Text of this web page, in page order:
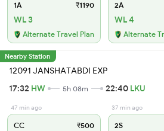
1A ₹1190
WL 3
Alternate Travel Plan
2A
WL 4
Alternate
Nearby Station
12091 JANSHATABDI EXP
17:32 HW 5h 08m 22:40 LKU
47 min ago
CC ₹500
37 min ago
2S